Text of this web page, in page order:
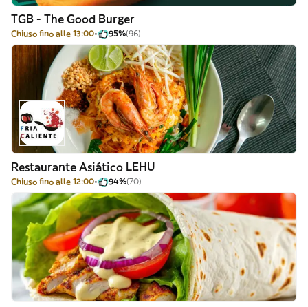
TGB - The Good Burger
Chiuso fino alle 13:00 95%(96)
Restaurante Asiático LEHU
Chiuso fino alle 12:00 94%(70)